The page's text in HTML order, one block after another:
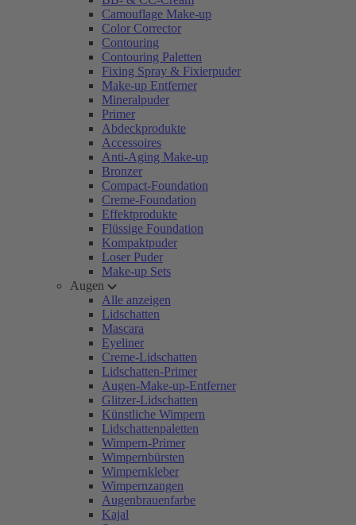
Camouflage Make-up
Color Corrector
Contouring
Contouring Paletten
Fixing Spray & Fixierpuder
Make-up Entferner
Mineralpuder
Primer
Abdeckprodukte
Accessoires
Anti-Aging Make-up
Bronzer
Compact-Foundation
Creme-Foundation
Effektprodukte
Flüssige Foundation
Kompaktpuder
Loser Puder
Make-up Sets
Augen
Alle anzeigen
Lidschatten
Mascara
Eyeliner
Creme-Lidschatten
Lidschatten-Primer
Augen-Make-up-Entferner
Glitzer-Lidschatten
Künstliche Wimpern
Lidschattenpaletten
Wimpern-Primer
Wimpernbürsten
Wimpernkleber
Wimpernzangen
Augenbrauenfarbe
Kajal